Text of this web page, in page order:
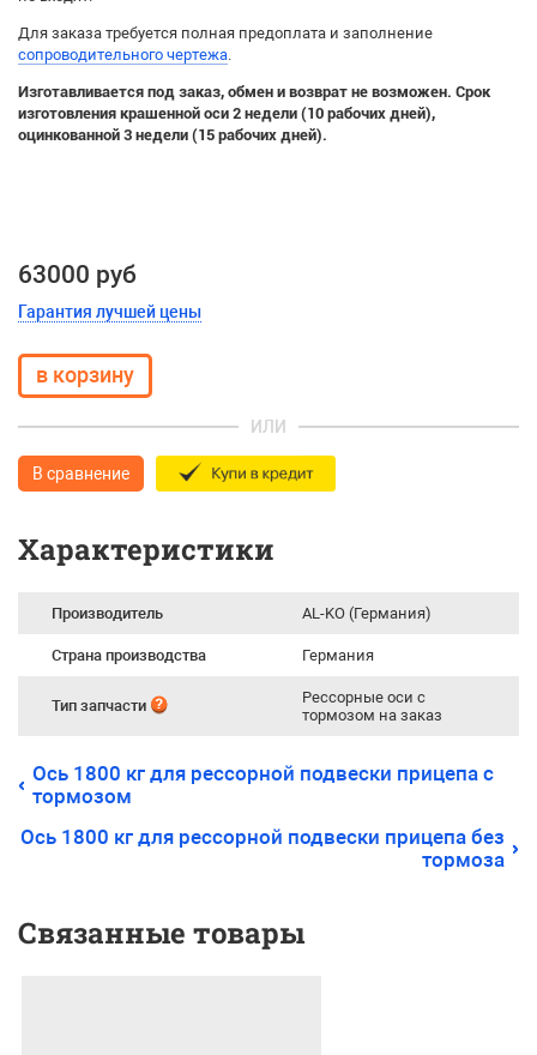
Для заказа требуется полная предоплата и заполнение
сопроводительного чертежа.
Изготавливается под заказ, обмен и возврат не возможен. Срок
изготовления крашенной оси 2 недели (10 рабочих дней),
оцинкованной 3 недели (15 рабочих дней).
63000 руб
Гарантия лучшей цены
ИЛИ
В сравнение
Характеристики
Производитель AL-KO (Германия)
Страна производства Германия
Тип запчасти
Рессорные оси с
тормозом на заказ
Ось 1800 кг для рессорной подвески прицепа с
тормозом
Ось 1800 кг для рессорной подвески прицепа без
тормоза
Связанные товары